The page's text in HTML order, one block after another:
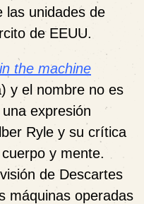
las unidades de
de EEUU.
the machine
y el nombre no es
expresión
Ryle y su crítica
y mente.
de Descartes
máquinas operadas